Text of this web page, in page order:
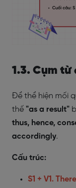
1.3. Cụm từ
Để thể hiện mối
thế "as a result"
thus, hence,
accordingly.
Cấu trúc:
S1 + V1.